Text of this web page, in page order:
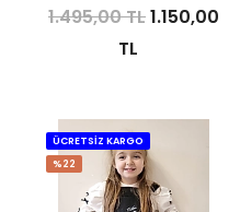
1.495,00 TL1.150,00
TL
ÜCRETSİZ KARGO
%22